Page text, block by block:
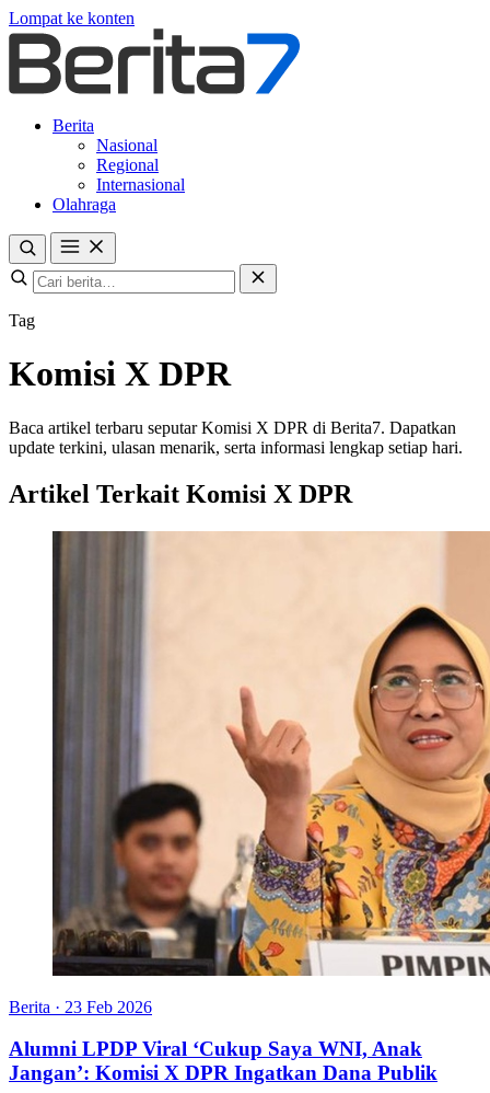
Lompat ke konten
Berita
Nasional
Regional
Internasional
Olahraga
Tag
Komisi X DPR
Baca artikel terbaru seputar Komisi X DPR di Berita7. Dapatkan
update terkini, ulasan menarik, serta informasi lengkap setiap hari.
Artikel Terkait Komisi X DPR
Berita · 23 Feb 2026
Alumni LPDP Viral ‘Cukup Saya WNI, Anak
Jangan’: Komisi X DPR Ingatkan Dana Publik